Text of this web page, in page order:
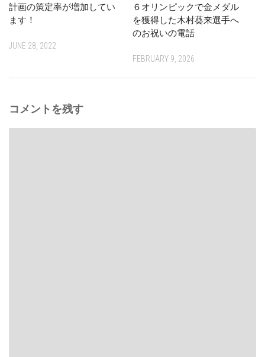
計画の策定率が増加してい
ます！
JUNE 28, 2022
６オリンピックで金メダル
を獲得した木村葵来選手へ
のお祝いの電話
FEBRUARY 9, 2026
コメントを残す